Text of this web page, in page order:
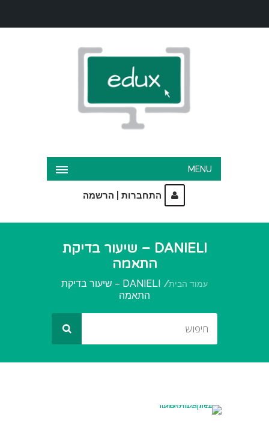
MENU
התחברות הרשמה
DANIELI – שיעור בדיקת
התאמה
עמוד הבית
DANIELI – שיעור בדיקת
התאמה